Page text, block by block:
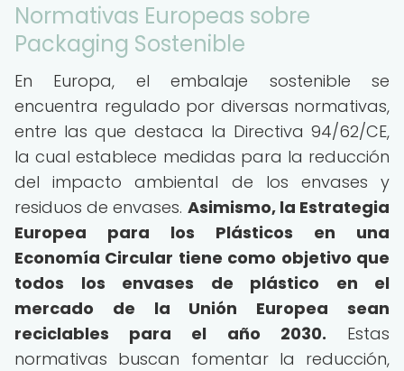
Normativas Europeas sobre
Packaging Sostenible
En Europa, el embalaje sostenible se
encuentra regulado por diversas normativas,
entre las que destaca la Directiva 94/62/CE,
la cual establece medidas para la reducción
del impacto ambiental de los envases y
residuos de envases. Asimismo, la Estrategia
Europea para los Plásticos en una
Economía Circular tiene como objetivo que
todos los envases de plástico en el
mercado de la Unión Europea sean
reciclables para el año 2030. Estas
normativas buscan fomentar la reducción,